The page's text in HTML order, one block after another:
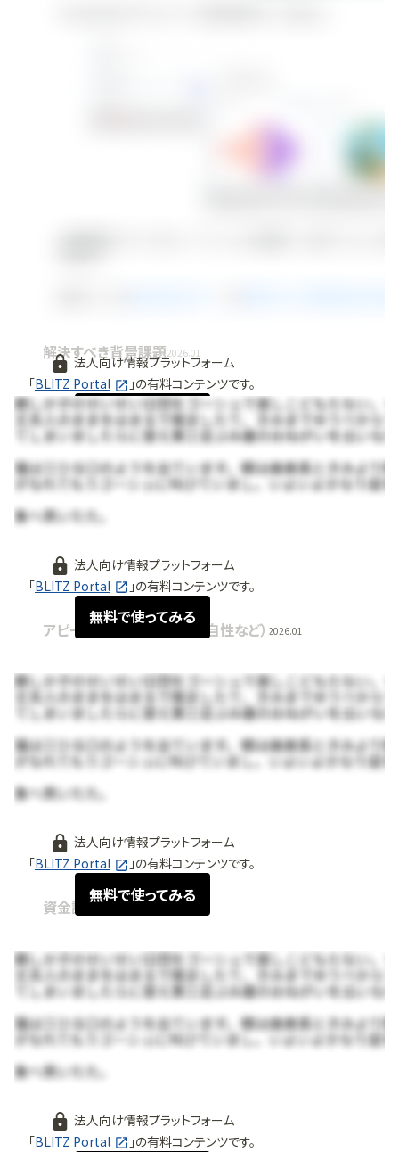
法人向け情報プラットフォーム
「BLITZ Portal 」の有料コンテンツです。
無料で使ってみる
解決すべき背景課題2026.01
法人向け情報プラットフォーム
「BLITZ Portal 」の有料コンテンツです。
無料で使ってみる
アピールポイント（強み・独自性など） 2026.01
法人向け情報プラットフォーム
「BLITZ Portal 」の有料コンテンツです。
無料で使ってみる
資金調達情報 / 展開
法人向け情報プラットフォーム
「BLITZ Portal 」の有料コンテンツです。